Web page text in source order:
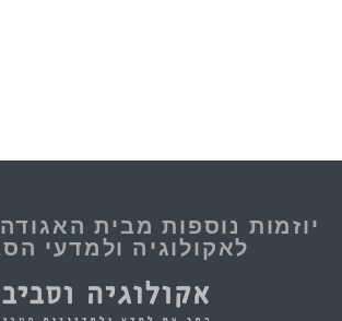
מבית האגודה הישראלית
ולמדעי הסביבה